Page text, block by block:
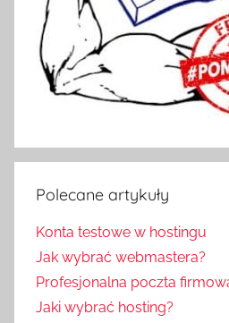
Polecane artykuły
Konta testowe w hostingu
Jak wybrać webmastera?
Profesjonalna poczta
Jaki wybrać hosting?